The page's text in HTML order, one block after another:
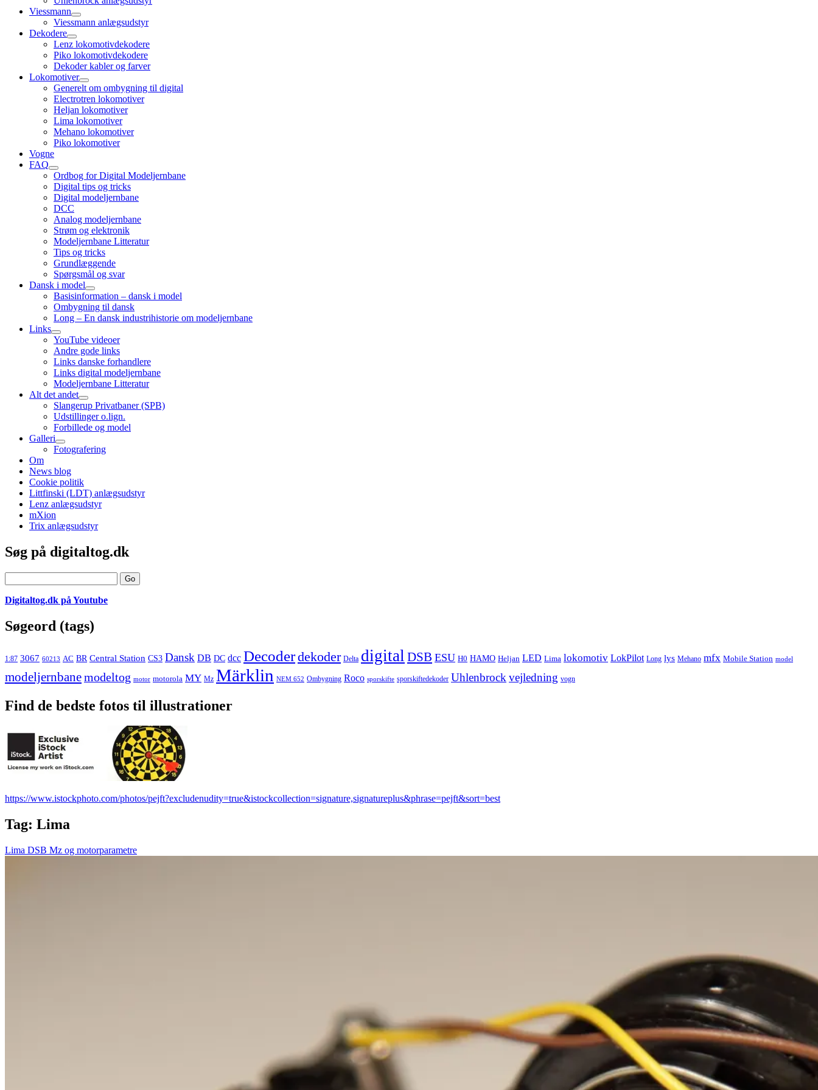
menu
Viessmann
open
child
menu
Viessmann anlægsudstyr
Dekodere
open
child
menu
Lenz lokomotivdekodere
Piko lokomotivdekodere
Dekoder kabler og farver
Lokomotiver
open
child
menu
Generelt om ombygning til digital
Electrotren lokomotiver
Heljan lokomotiver
Lima lokomotiver
Mehano lokomotiver
Piko lokomotiver
Vogne
FAQ
open
child
menu
Ordbog for Digital Modeljernbane
Digital tips og tricks
Digital modeljernbane
DCC
Analog modeljernbane
Strøm og elektronik
Modeljernbane Litteratur
Tips og tricks
Grundlæggende
Spørgsmål og svar
Dansk i model
open
child
menu
Basisinformation – dansk i model
Ombygning til dansk
Long – En dansk industrihistorie om modeljernbane
Links
open
child
menu
YouTube videoer
Andre gode links
Links danske forhandlere
Links digital modeljernbane
Modeljernbane Litteratur
Alt det andet
open
child
menu
Slangerup Privatbaner (SPB)
Udstillinger o.lign.
Forbillede og model
Galleri
open
child
Fotografering
Om
News blog
Cookie politik
Littfinski (LDT) anlægsudstyr
Lenz anlægsudstyr
mXion
Trix anlægsudstyr
Sidebar
Søg på digitaltog.dk
Digitaltog.dk på Youtube
Søgeord (tags)
1:87 3067 60213 AC BR Central Station CS3 Dansk DB DC dcc Decoderdekoder Delta digital DSB ESU H0 HAMO Heljan LED Lima lokomotiv LokPilot Long lys Mehano mfx Mobile Station model
modeljernbanemodeltog motor motorola MY Mz Märklin NEM 652 Ombygning Roco sporskifte sporskiftedekoder Uhlenbrock vejledning vogn
Find de bedste fotos til illustrationer
https://www.istockphoto.com/photos/pejft?excludenudity=true&istockcollection=signature,signatureplus&phrase=pejft&sort=best
Tag: Lima
Lima DSB Mz og motorparametre